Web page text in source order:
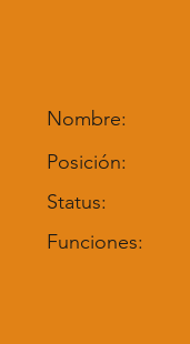
Nombre:
Posición:
Status:
Funciones: